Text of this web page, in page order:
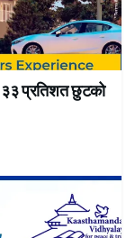
३३ प्रतिशत छुटको